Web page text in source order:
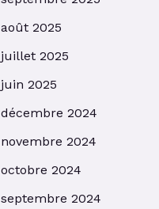
août 2025
juillet 2025
juin 2025
décembre 2024
novembre 2024
octobre 2024
septembre 2024